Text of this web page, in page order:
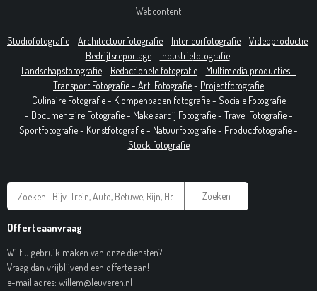
Webcontent
Studiofotografie- Architectuurfotografie- Interieurfotografie- Videoproductie
- Bedrijfsreportage- Industriefotografie-
Landschapsfotografie- Redactionele fotografie- Multimedia producties -
Transport Fotografie - Art Fotografie- Projectfotografie
Culinaire Fotografie- Klompenpaden fotografie- Sociale Fotografie
- Documentaire Fotografie- Makelaardij Fotografie- Travel Fotografie-
Sportfotografie - Kunstfotografie- Natuurfotografie- Productfotografie-
Stock fotografie
Zoeken
Offerteaanvraag
Wilt u gebruik maken van onze diensten?
Vraag dan vrijblijvend een offerte aan!
e-mail adres: willem@leuveren.nl